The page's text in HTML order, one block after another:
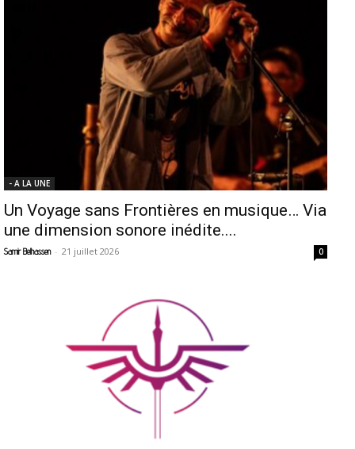
- A LA UNE
Un Voyage sans Frontières en musique… Via
une dimension sonore inédite....
Samir Belhassen - 21 juillet 2026 0